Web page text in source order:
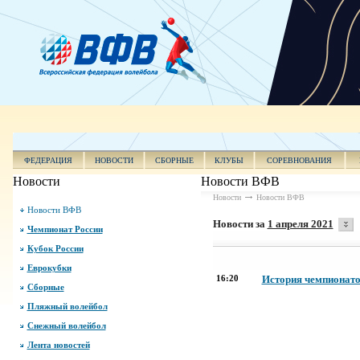
ФЕДЕРАЦИЯ НОВОСТИ СБОРНЫЕ КЛУБЫ СОРЕВНОВАНИЯ
Новости
Новости ВФВ
Чемпионат России
Кубок России
Еврокубки
Сборные
Пляжный волейбол
Снежный волейбол
Лента новостей
Новости ВФВ
Новости Новости ВФВ
Новости за 1 апреля 2021
16:20 История